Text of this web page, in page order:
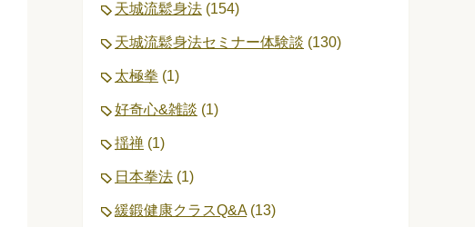
天城流鬆身法 (154)
天城流鬆身法セミナー体験談 (130)
太極拳 (1)
好奇心&雑談 (1)
揺禅 (1)
日本拳法 (1)
緩鍛健康クラスQ&A(13)